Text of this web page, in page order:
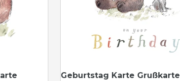
Geburtstag Karte Grußkarte